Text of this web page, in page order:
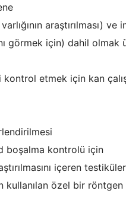
araştırılması) ve
görmek için) dahil olmak
etmek için kan
boşalma kontrolü için
içeren
kullanılan özel bir